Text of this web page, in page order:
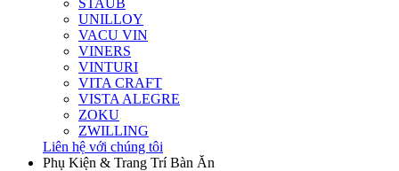
STAUB
UNILLOY
VACU VIN
VINERS
VINTURI
VITA CRAFT
VISTA ALEGRE
ZOKU
ZWILLING
Liên hệ với chúng tôi
Phụ Kiện & Trang Trí Bàn Ăn